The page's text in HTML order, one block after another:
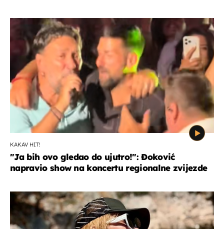
KAKAV HIT!
"Ja bih ovo gledao do ujutro!": Đoković
napravio show na koncertu regionalne zvijezde